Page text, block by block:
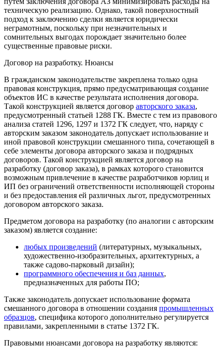
техническую реализацию. Однако, такой поверхностный
подход к заключению сделки является юридически
неграмотным, поскольку при незначительных и
сомнительных выгодах порождает значительно более
существенные правовые риски.
Договор на разработку. Нюансы
В гражданском законодательстве закреплена только одна
правовая конструкция, прямо предусматривающая создание
объектов ИС в качестве результата исполнения договора.
Такой конструкцией является договор авторского заказа,
предусмотренный статьей 1288 ГК. Вместе с тем из правового
анализа статей 1296, 1297 и 1372 ГК следует, что, наряду с
авторским заказом законодатель допускает использование и
иной правовой конструкции смешанного типа, сочетающей в
себе элементы договора авторского заказа и подрядных
договоров. Такой конструкцией является договор на
разработку (договор заказа), в рамках которого становится
возможным привлечение в качестве разработчиков юрлиц и
ИП без ограничений ответственности исполняющей стороны
и без предоставления ей различных льгот, предусмотренных
договором авторского заказа.
Предметом договора на разработку (по аналогии с авторским
заказом) является создание:
любых произведений (литературных, музыкальных,
художественно-изобразительных, архитектурных, а
также садово-парковый дизайн);
программного обеспечения и баз данных,
предназначенных для работы ПО;
Также законодатель допускает использование формата
смешанного договора в отношении создания промышленных
образцов, специфика которого дополнительно регулируется
правилами, закрепленными в статье 1372 ГК.
Правовыми нюансами договора на разработку являются: